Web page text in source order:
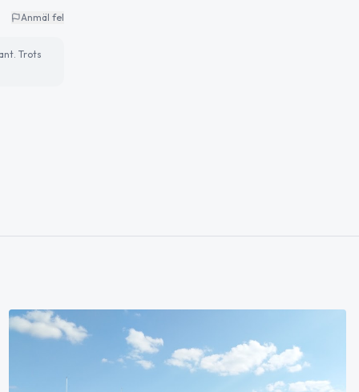
Anmäl fel
Trots